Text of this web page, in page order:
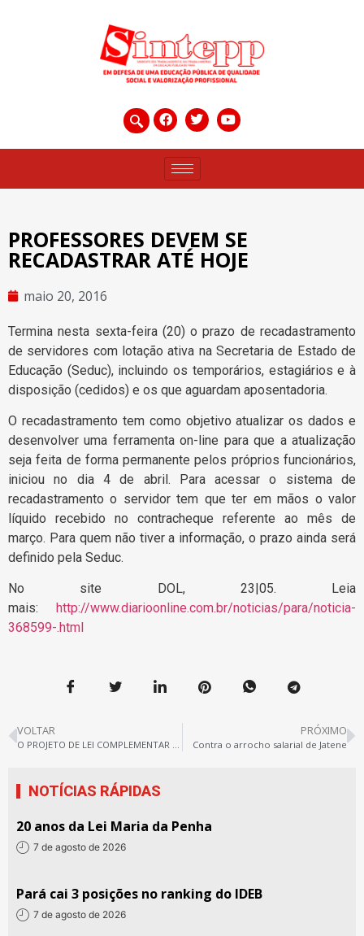
PROFESSORES DEVEM SE
RECADASTRAR ATÉ HOJE
maio 20, 2016
Termina nesta sexta-feira (20) o prazo de recadastramento
de servidores com lotação ativa na Secretaria de Estado de
Educação (Seduc), incluindo os temporários, estagiários e à
disposição (cedidos) e os que aguardam aposentadoria.
O recadastramento tem como objetivo atualizar os dados e
desenvolver uma ferramenta on-line para que a atualização
seja feita de forma permanente pelos próprios funcionários,
iniciou no dia 4 de abril. Para acessar o sistema de
recadastramento o servidor tem que ter em mãos o valor
líquido recebido no contracheque referente ao mês de
março. Para quem não tiver a informação, o prazo ainda será
definido pela Seduc.
No site DOL, 23|05. Leia
mais:
http://www.diarioonline.com.br/noticias/para/noticia-
368599-.html
VOLTAR PRÓXIMO
Contra o arrocho salarial de Jatene
NOTÍCIAS RÁPIDAS
20 anos da Lei Maria da Penha
7 de agosto de 2026
Pará cai 3 posições no ranking do IDEB
7 de agosto de 2026